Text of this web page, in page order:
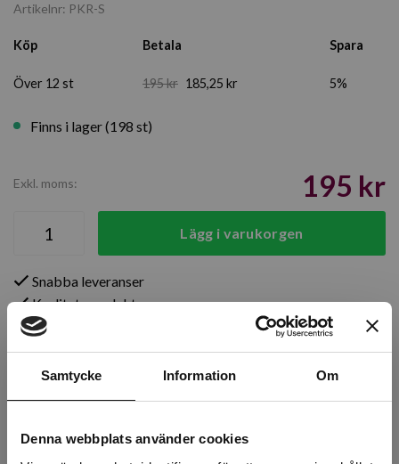
Samtycke Information Om
Denna webbplats använder cookies
Artikelnr: PKR-S
Köp Betala Spara
Över 12 st 195 kr 185,25 kr 5%
Finns i lager (198 st)
Exkl. moms: 195 kr
Lägg i varukorgen
Snabba leveranser
Kvalitetsprodukter
Över 30 år i branschen!
Lagerstatus
Årsta 157 st
Rotebro 10 st